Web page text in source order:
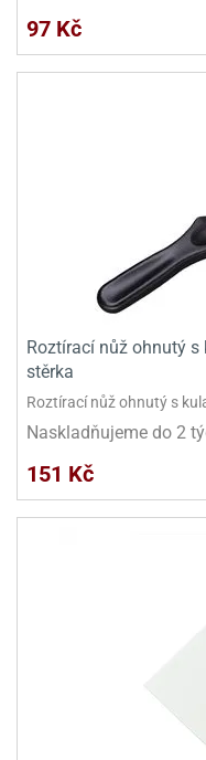
97 Kč
Roztírací nůž ohnutý
stěrka
Roztírací nůž ohnutý s
Naskladňujeme do 2
151 Kč